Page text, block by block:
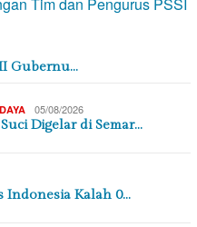
Gubernu…
05/08/2026
Digelar di Semar…
Indonesia Kalah 0…